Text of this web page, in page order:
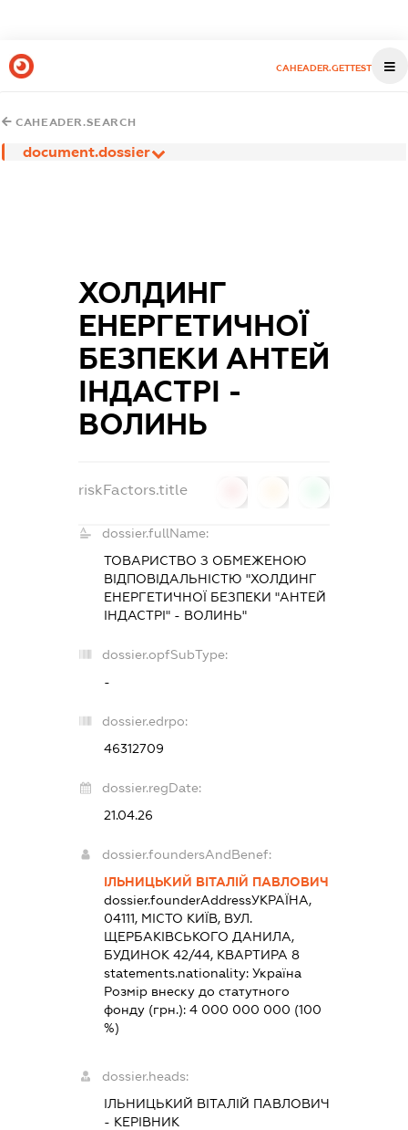
CAHEADER.GETTEST
CAHEADER.SEARCH
document.dossier
ХОЛДИНГ
ЕНЕРГЕТИЧНОЇ
БЕЗПЕКИ АНТЕЙ
ІНДАСТРІ -
ВОЛИНЬ
riskFactors.title
dossier.fullName:
ТОВАРИСТВО З ОБМЕЖЕНОЮ
ВІДПОВІДАЛЬНІСТЮ "ХОЛДИНГ
ЕНЕРГЕТИЧНОЇ БЕЗПЕКИ "АНТЕЙ
ІНДАСТРІ" - ВОЛИНЬ"
dossier.opfSubType:
-
dossier.edrpo:
46312709
dossier.regDate:
21.04.26
dossier.foundersAndBenef:
ІЛЬНИЦЬКИЙ ВІТАЛІЙ ПАВЛОВИЧ
dossier.founderAddressУКРАЇНА,
04111, МІСТО КИЇВ, ВУЛ.
ЩЕРБАКІВСЬКОГО ДАНИЛА,
БУДИНОК 42/44, КВАРТИРА 8
statements.nationality: Україна
Розмір внеску до статутного
фонду (грн.): 4 000 000 000 (100
%)
dossier.heads:
ІЛЬНИЦЬКИЙ ВІТАЛІЙ ПАВЛОВИЧ
- КЕРІВНИК